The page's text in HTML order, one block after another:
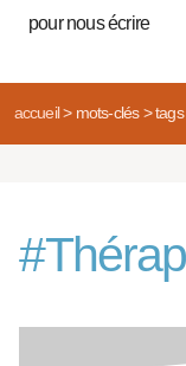
pour nous écrire
accueil> mots-clés> tags
#